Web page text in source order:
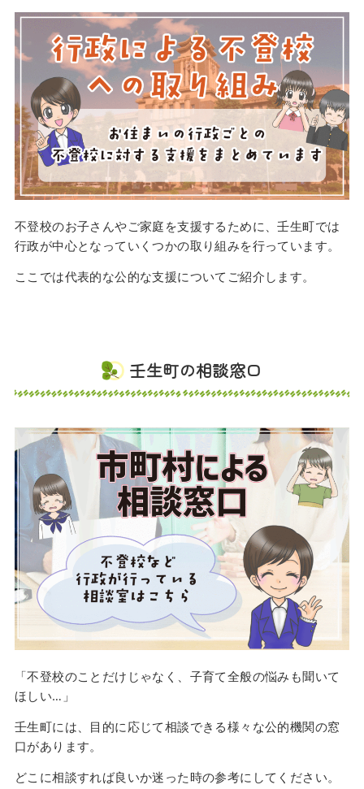
不登校のお子さんやご家庭を支援するために、壬生町では
行政が中心となっていくつかの取り組みを行っています。
ここでは代表的な公的な支援についてご紹介します。
壬生町の相談窓口
「不登校のことだけじゃなく、子育て全般の悩みも聞いて
ほしい…」
壬生町には、目的に応じて相談できる様々な公的機関の窓
口があります。
どこに相談すれば良いか迷った時の参考にしてください。